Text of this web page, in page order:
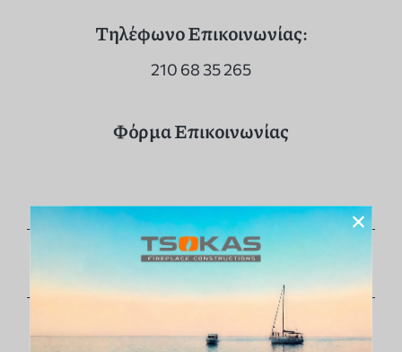
×
Τηλέφωνο Επικοινωνίας:
210 68 35 265
Φόρμα Επικοινωνίας